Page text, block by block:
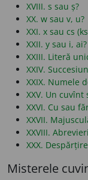
XVIII. s sau ș?
XX. w sau v, u?
XXI. x sau cs
XXII. y sau i, ai?
XXIII. Literă
XXIV.
XXIX. Numele
XXV. Un
XXVI. Cu sau
XXVII.
XXVIII.
XXX.
Misterele